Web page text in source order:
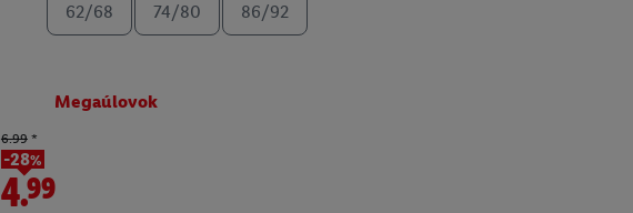
62/68 74/80 86/92
Megaúlovok
6.99*
-28%
4.99